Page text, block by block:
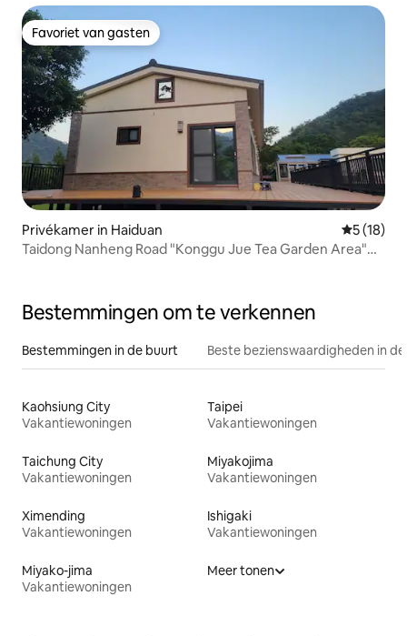
sterrenhemel, balkon, huisdieren toegestaan
Favoriet van gasten
Favoriet van gasten
Privékamer in Haiduan
5 (18)
Taidong Nanheng Road "Konggu Jue Tea Garden Area"
Bestemmingen om te verkennen
Bestemmingen in de buurt Beste bezienswaardigheden in
Kaohsiung City
Vakantiewoningen
Taipei
Vakantiewoningen
Taichung City
Vakantiewoningen
Miyakojima
Vakantiewoningen
Ximending
Vakantiewoningen
Ishigaki
Vakantiewoningen
Miyako-jima
Vakantiewoningen
Meer tonen